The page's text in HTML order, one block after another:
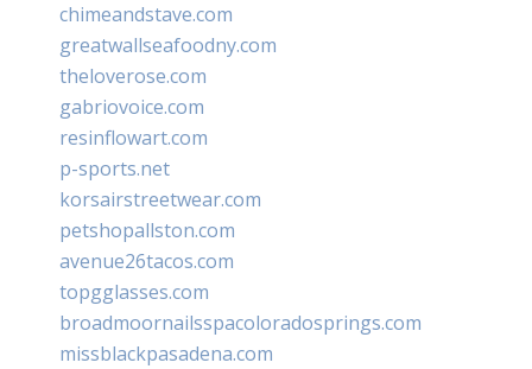
chimeandstave.com
greatwallseafoodny.com
theloverose.com
gabriovoice.com
resinflowart.com
p-sports.net
korsairstreetwear.com
petshopallston.com
avenue26tacos.com
topgglasses.com
broadmoornailsspacoloradosprings.com
missblackpasadena.com